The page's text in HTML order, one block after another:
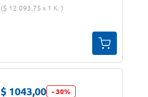
$ 12.093,75 1 K.
$ 1043,00 -30%